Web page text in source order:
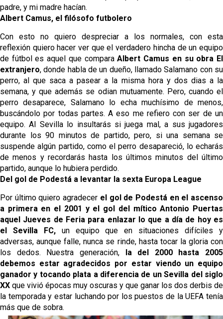
padre, y mi madre hacían.
Albert Camus, el filósofo futbolero
Con esto no quiero despreciar a los normales, con esta
reflexión quiero hacer ver que el verdadero hincha de un equipo
de fútbol es aquel que comparaAlbert Camus en su obra El
extranjero, donde habla de un dueño, llamado Salamano con su
perro, al que saca a pasear a la misma hora y dos dias a la
semana, y que además se odian mutuamente. Pero, cuando el
perro desaparece, Salamano lo echa muchísimo de menos,
buscándolo por todas partes. A eso me refiero con ser de un
equipo. Al Sevilla lo insultarás si juega mal, a sus jugadores
durante los 90 minutos de partido, pero, si una semana se
suspende algún partido, como el perro desapareció, lo echarás
de menos y recordarás hasta los últimos minutos del último
partido, aunque lo hubiera perdido.
Del gol de Podestá a levantar la sexta Europa League
Por último quiero agradecer el gol de Podestá en el ascenso
a primera en el 2001 y el gol del mítico Antonio Puertas
aquel Jueves de Feria para enlazar lo que a día de hoy es
el Sevilla FC,un equipo que en situaciones difíciles y
adversas, aunque falle, nunca se rinde, hasta tocar la gloria con
los dedos. Nuestra generación, la del 2000 hasta 2005
debemos estar agradecidos por estar viendo un equipo
ganador y tocando plata a diferencia de un Sevilla del siglo
XX que vivió épocas muy oscuras y que ganar los dos derbis de
la temporada y estar luchando por los puestos de la UEFA tenía
más que de sobra.